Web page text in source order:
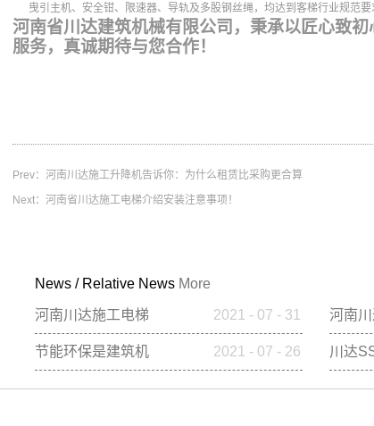
曳引主机、安全钳、限速器、导轨及多股钢丝绳，均达到客梯行业规范要
河南省川达建筑机械有限公司，秉承以匠心致
服务，真诚期待与您合作！
Prev： 河南川达施工升降机告诉你：为什么租赁比采购更合算
Next： 河南省川达施工电梯介绍安装注意事项！
News / Relative News More
河南川达施工电梯
的优势表现在哪些
方面
2021 - 07 - 31
河南
机告
租赁
节能环保是建筑机
械产业的发展趋势
2021 - 07 - 26
川达
施工